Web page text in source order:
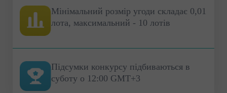
Мінімальний розмір угоди складає 0,01
лота, максимальний - 10 лотів
Підсумки конкурсу підбиваються в
суботу о 12:00 GMT+3